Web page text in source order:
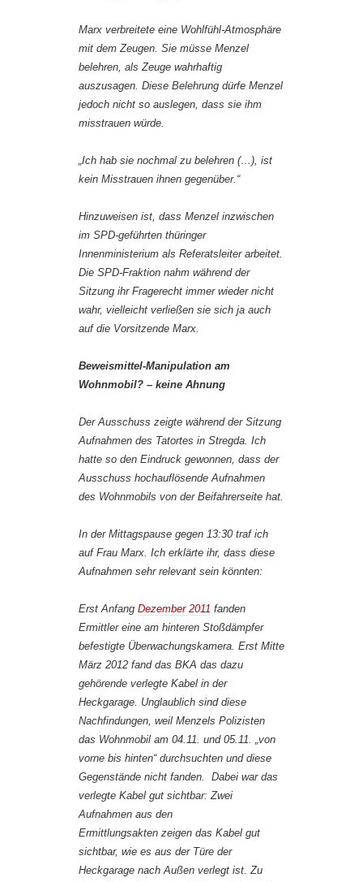
Marx verbreitete eine Wohlfühl-Atmosphäre
mit dem Zeugen. Sie müsse Menzel
belehren, als Zeuge wahrhaftig
auszusagen. Diese Belehrung dürfe Menzel
jedoch nicht so auslegen, dass sie ihm
misstrauen würde.
„Ich hab sie nochmal zu belehren (…), ist
kein Misstrauen ihnen gegenüber.“
Hinzuweisen ist, dass Menzel inzwischen
im SPD-geführten thüringer
Innenministerium als Referatsleiter arbeitet.
Die SPD-Fraktion nahm während der
Sitzung ihr Fragerecht immer wieder nicht
wahr, vielleicht verließen sie sich ja auch
auf die Vorsitzende Marx.
Beweismittel-Manipulation am
Wohnmobil? – keine Ahnung
Der Ausschuss zeigte während der Sitzung
Aufnahmen des Tatortes in Stregda. Ich
hatte so den Eindruck gewonnen, dass der
Ausschuss hochauflösende Aufnahmen
des Wohnmobils von der Beifahrerseite hat.
In der Mittagspause gegen 13:30 traf ich
auf Frau Marx. Ich erklärte ihr, dass diese
Aufnahmen sehr relevant sein könnten:
Erst Anfang Dezember 2011 fanden
Ermittler eine am hinteren Stoßdämpfer
befestigte Überwachungskamera. Erst Mitte
März 2012 fand das BKA das dazu
gehörende verlegte Kabel in der
Heckgarage. Unglaublich sind diese
Nachfindungen, weil Menzels Polizisten
das Wohnmobil am 04.11. und 05.11. „von
vorne bis hinten“ durchsuchten und diese
Gegenstände nicht fanden. Dabei war das
verlegte Kabel gut sichtbar: Zwei
Aufnahmen aus den
Ermittlungsakten zeigen das Kabel gut
sichtbar, wie es aus der Türe der
Heckgarage nach Außen verlegt ist. Zu